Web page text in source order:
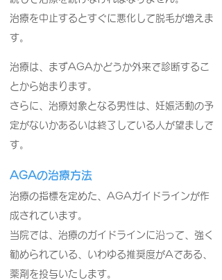
治療を中止するとすぐに悪化して脱毛が増えま
す。
治療は、まずAGAかどうか外来で診断するこ
とから始まります。
さらに、治療対象となる男性は、妊娠活動の予
定がないかあるいは終了している人が望ましで
す。
AGAの治療方法
治療の指標を定めた、AGAガイドラインが作
成されています。
当院では、治療のガイドラインに沿って、強く
勧められている、いわゆる推奨度がAである、
薬剤を投与いたします。